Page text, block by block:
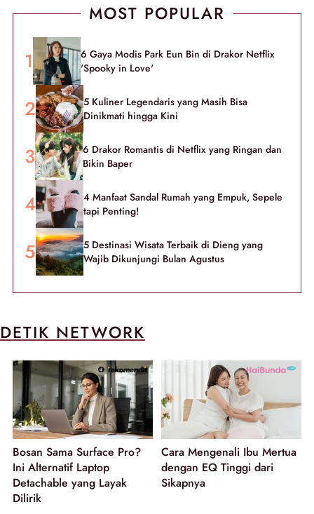
MOST POPULAR
6 Gaya Modis Park Eun Bin di Drakor Netflix
'Spooky in Love'
5 Kuliner Legendaris yang Masih Bisa
Dinikmati hingga Kini
6 Drakor Romantis di Netflix yang Ringan dan
Bikin Baper
4 Manfaat Sandal Rumah yang Empuk, Sepele
tapi Penting!
5 Destinasi Wisata Terbaik di Dieng yang
Wajib Dikunjungi Bulan Agustus
DETIK NETWORK
Bosan Sama Surface Pro?
Ini Alternatif Laptop
Detachable yang Layak
Dilirik
Cara Mengenali Ibu Mertua
dengan EQ Tinggi dari
Sikapnya